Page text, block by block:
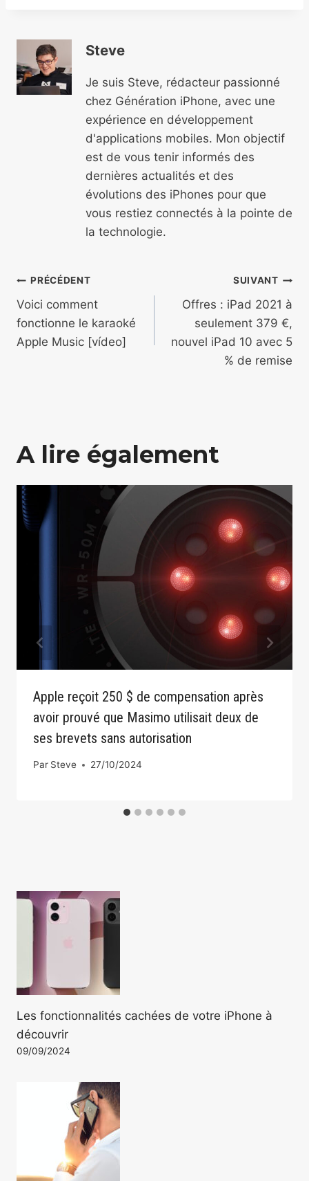
Steve
Je suis Steve, rédacteur passionné
chez Génération iPhone, avec une
expérience en développement
d'applications mobiles. Mon objectif
est de vous tenir informés des
dernières actualités et des
évolutions des iPhones pour que
vous restiez connectés à la pointe de
la technologie.
Navigation
de
l’article
PRÉCÉDENT
Voici comment
fonctionne le karaoké
Apple Music [vídeo]
SUIVANT
Offres : iPad 2021 à
seulement 379 €,
nouvel iPad 10 avec 5
% de remise
A lire également
Apple reçoit 250 $ de compensation après
avoir prouvé que Masimo utilisait deux de
ses brevets sans autorisation
Par Steve 27/10/2024
Les fonctionnalités cachées de votre iPhone à
découvrir
09/09/2024